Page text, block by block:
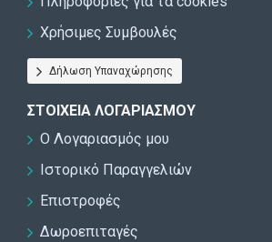
Χρήσιμες Συμβουλές
Δήλωση Υπαναχώρησης
ΣΤΟΙΧΕΊΑ ΛΟΓΑΡΙΑΣΜΟΎ
Ο Λογαριασμός μου
Ιστορικό Παραγγελιών
Επιστροφές
Δωροεπιταγές